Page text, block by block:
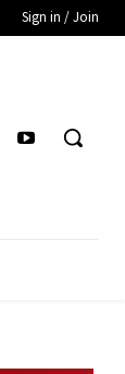
Sign in / Join